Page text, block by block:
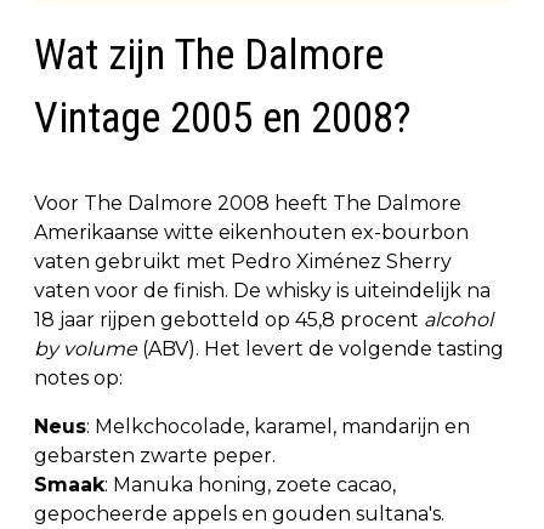
Wat zijn The Dalmore
Vintage 2005 en 2008?
Voor The Dalmore 2008 heeft The Dalmore
Amerikaanse witte eikenhouten ex-bourbon
vaten gebruikt met Pedro Ximénez Sherry
vaten voor de finish. De whisky is uiteindelijk na
18 jaar rijpen gebotteld op 45,8 procent alcohol
by volume(ABV). Het levert de volgende tasting
notes op:
Neus: Melkchocolade, karamel, mandarijn en
gebarsten zwarte peper.
Smaak: Manuka honing, zoete cacao,
gepocheerde appels en gouden sultana's.